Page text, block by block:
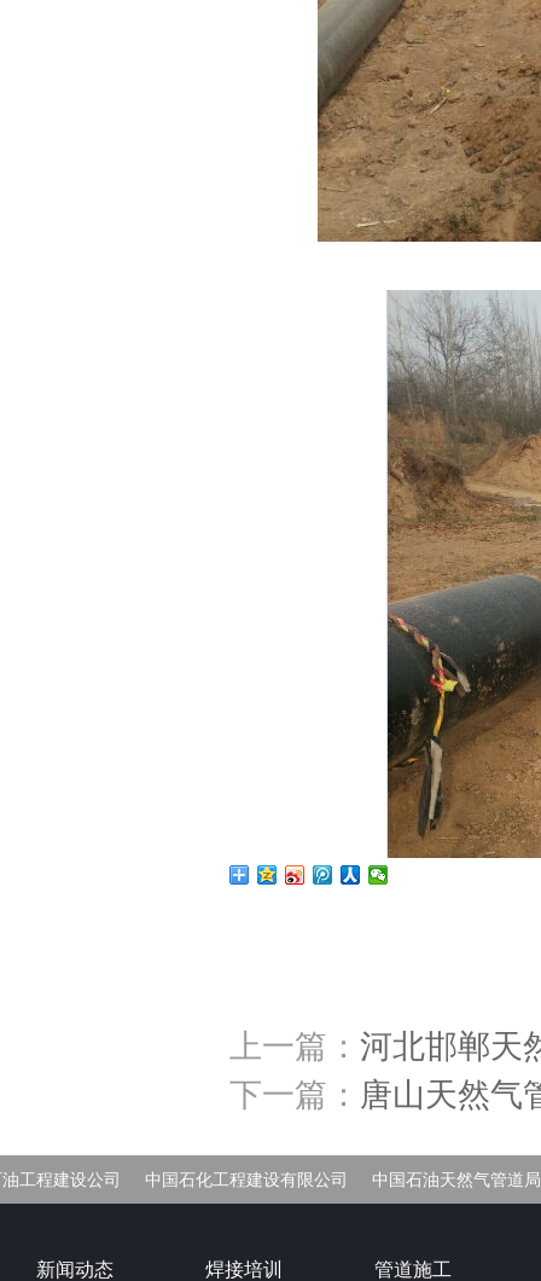
上一篇： 河北邯郸天
下一篇： 唐山天然气
工程建设公司 中国石化工程建设有限公司 中国石油天然气管道局
新闻动态 焊接培训 管道施工